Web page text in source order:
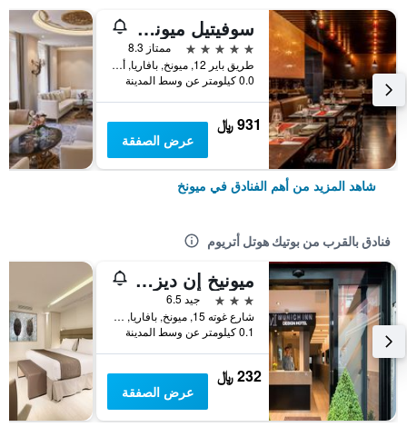
سوفيتيل ميونيخ بايربوست
5 نجوم
ممتاز 8.3
طريق باير 12, ميونخ, بافاريا, ألمانيا
0.0 كيلومتر عن وسط المدينة
931 ﷼
عرض الصفقة
شاهد المزيد من أهم الفنادق في ميونخ
فنادق بالقرب من بوتيك هوتل أتريوم
ميونيخ إن ديزاين هوتل
3 نجوم
جيد 6.5
شارع غوته 15, ميونخ, بافاريا, ألمانيا
0.1 كيلومتر عن وسط المدينة
232 ﷼
عرض الصفقة